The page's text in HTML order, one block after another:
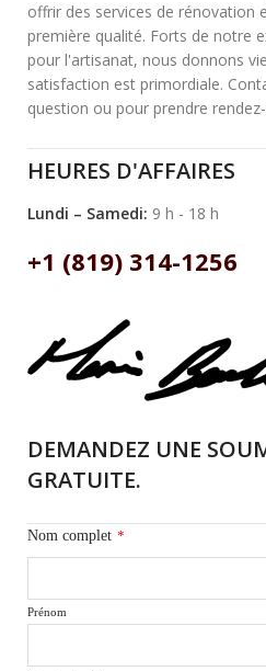
offrir des services de rénovation
première qualité. Forts de notre
pour l'artisanat, nous donnons
satisfaction est primordiale.
question ou pour prendre
HEURES D'AFFAIRES
Lundi – Samedi: 9 h - 18 h
+1 (819) 314-1256
DEMANDEZ UNE
GRATUITE.
Nom complet *
Prénom